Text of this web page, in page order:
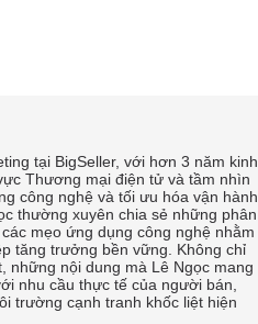
tại BigSeller, với hơn 3 năm kinh
Thương mại điện tử và tầm nhìn
công nghệ và tối ưu hóa vận hành
thường xuyên chia sẻ những phân
mẹo ứng dụng công nghệ nhằm
tăng trưởng bền vững. Không chỉ
những nội dung mà Lê Ngọc mang
nhu cầu thực tế của người bán,
trường cạnh tranh khốc liệt hiện